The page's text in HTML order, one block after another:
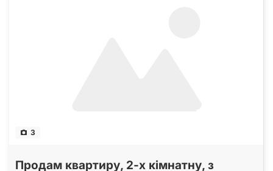
3
Продам квартиру, 2-х кімнатну, з